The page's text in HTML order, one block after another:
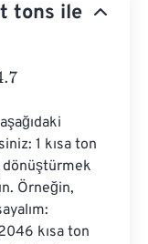
tons ile
1 kısa ton
dönüştürmek
Örneğin,
kısa ton